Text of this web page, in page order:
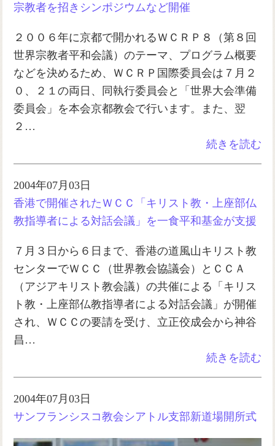
宗教者を招きシンポジウムなど開催
２００６年に京都で開かれるＷＣＲＰ８（第８回
世界宗教者平和会議）のテーマ、プログラム概要
などを決めるため、ＷＣＲＰ国際委員会は７月２
０、２１の両日、同執行委員会と「世界大会準備
委員会」を本会京都教会で行います。また、翌
２…
続きを読む
2004年07月03日
香港で開催されたＷＣＣ「キリスト教・上座部仏
教指導者による対話会議」を一食平和基金が支援
７月３日から６日まで、香港の道風山キリスト教
センターでＷＣＣ（世界教会協議会）とＣＣＡ
（アジアキリスト教会議）の共催による「キリス
ト教・上座部仏教指導者による対話会議」が開催
され、ＷＣＣの要請を受け、立正佼成会から神谷
昌…
続きを読む
2004年07月03日
サンフランシスコ教会シアトル支部新道場開所式